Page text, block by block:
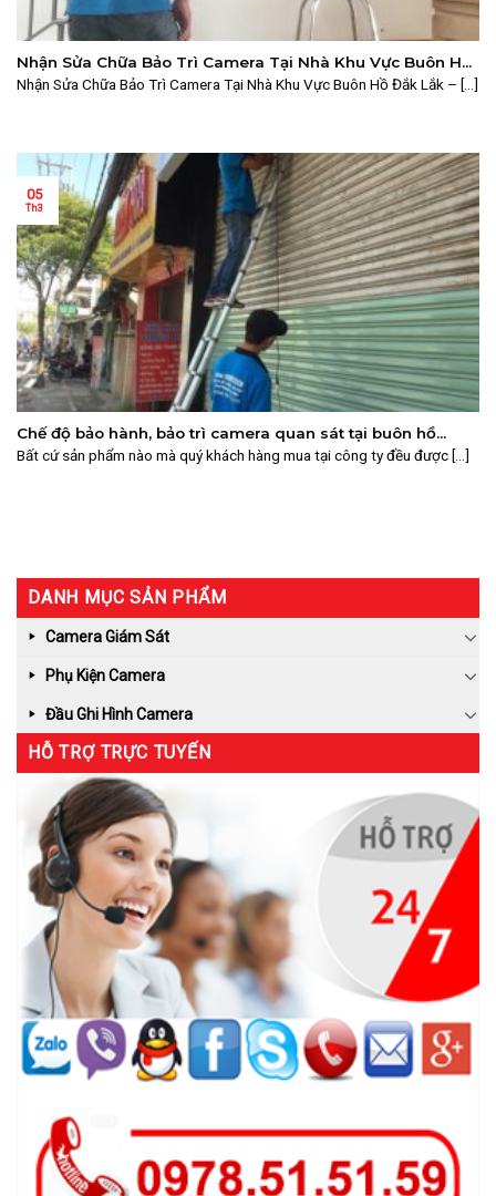
Nhận Sửa Chữa Bảo Trì Camera Tại Nhà Khu Vực Buôn Hồ
Đắk Lắk – Dịch Vụ Uy Tín, Nhanh Chóng
Nhận Sửa Chữa Bảo Trì Camera Tại Nhà Khu Vực Buôn Hồ Đắk Lắk – [...]
Chế độ bảo hành, bảo trì camera quan sát tại buôn hồ
daklak
Bất cứ sản phẩm nào mà quý khách hàng mua tại công ty đều được [...]
05
Th3
DANH MỤC SẢN PHẨM
Camera Giám Sát
Phụ Kiện Camera
Đầu Ghi Hình Camera
HỖ TRỢ TRỰC TUYẾN